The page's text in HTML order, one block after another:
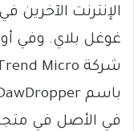
الإنترنت
غوغل بلاي. وفي
في الأصل في